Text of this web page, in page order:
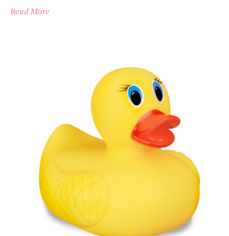
Read More